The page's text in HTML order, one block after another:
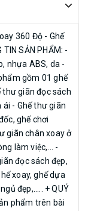
chất lượng và
cũ: Mua lần thứ 2
đổi/trả cần
như khi Quý
THẤT BÌNH LONG
Ích – Chất
Bảo hành và Hỗ trợ
#sofalười
360 Độ - Ghế
SẢN PHẨM: -
nhựa ABS, da -
gồm 01 ghế
thư giãn đọc sách
- Ghế thư giãn
ghế chơi
giãn chân xoay ở
làm việc,... -
đọc sách đẹp,
xoay, ghế dựa
đẹp,..... + QUÝ
phẩm trên bài